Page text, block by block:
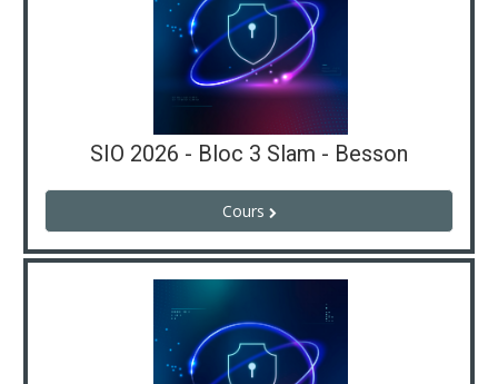
SIO 2026 - Bloc 3 Slam - Besson
Cours